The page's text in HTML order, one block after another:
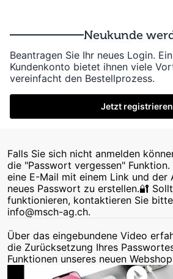
Neukunde
Beantragen Sie Ihr neues Login.
Kundenkonto bietet ihnen viele
vereinfacht den Bestellprozess.
Jetzt registrieren
Falls Sie sich nicht anmelden
die "Passwort vergessen"
eine E-Mail mit einem Link und der
neues Passwort zu erstellen.🔐
funktionieren, kontaktieren Sie
info@msch-ag.ch.
Über das eingebundene Video
die Zurücksetzung Ihres
Funktionen unseres neuen